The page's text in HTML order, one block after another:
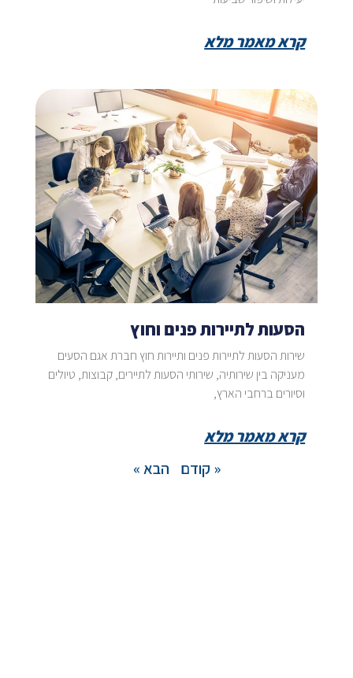
קרא מאמר מלא
הסעות לתיירות פנים וחוץ
שירות הסעות לתיירות פנים ותיירות חוץ חברת אגם הסעים
מעניקה בין שירותיה, שירותי הסעות לתיירים, קבוצות, טיולים
וסיורים ברחבי הארץ,
קרא מאמר מלא
« קודם
הבא »